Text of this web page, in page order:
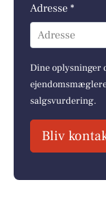
Adresse *
Adresse
Dine oplysninger
salgsvurdering.
Bliv